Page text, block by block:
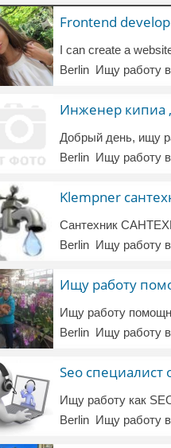
Frontend
Berlin Ищу работу
Инженер кипиа
Berlin Ищу работу
Klempner
Berlin Ищу работу
Ищу работу
Berlin Ищу работу
Seo
Berlin Ищу работу